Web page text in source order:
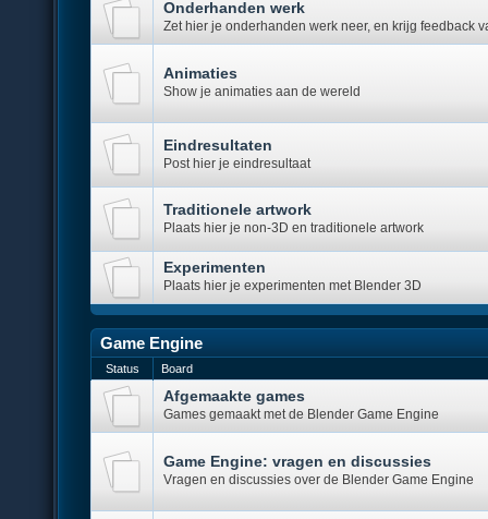
Onderhanden werk
Zet hier je onderhanden werk neer, en krijg feedback
Animaties
Show je animaties aan de wereld
Eindresultaten
Post hier je eindresultaat
Traditionele artwork
Plaats hier je non-3D en traditionele artwork
Experimenten
Plaats hier je experimenten met Blender 3D
Game Engine
Status Board
Afgemaakte games
Games gemaakt met de Blender Game Engine
Game Engine: vragen en discussies
Vragen en discussies over de Blender Game Engine